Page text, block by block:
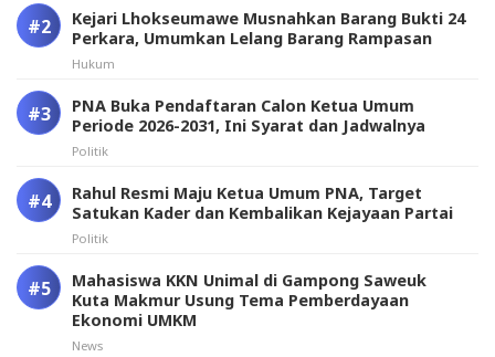
Kejari Lhokseumawe Musnahkan Barang Bukti 24
Perkara, Umumkan Lelang Barang Rampasan
Hukum
PNA Buka Pendaftaran Calon Ketua Umum
Periode 2026-2031, Ini Syarat dan Jadwalnya
Politik
Rahul Resmi Maju Ketua Umum PNA, Target
Satukan Kader dan Kembalikan Kejayaan Partai
Politik
Mahasiswa KKN Unimal di Gampong Saweuk
Kuta Makmur Usung Tema Pemberdayaan
Ekonomi UMKM
News